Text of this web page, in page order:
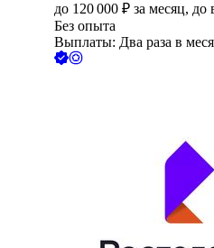
до 120 000 ₽ за месяц, до
Без опыта
Выплаты: Два раза в